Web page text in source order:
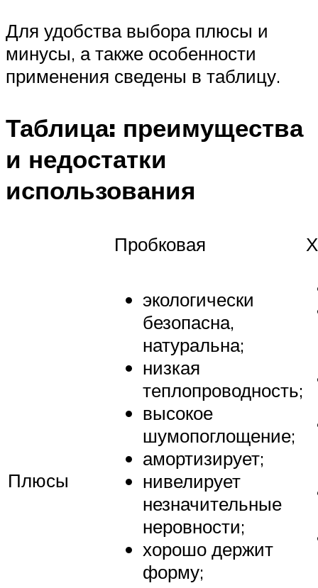
Для удобства выбора плюсы и
минусы, а также особенности
применения сведены в таблицу.
Таблица: преимущества
и недостатки
использования
Пробковая
Плюсы
экологически
безопасна,
натуральна;
низкая
теплопроводность;
высокое
шумопоглощение;
амортизирует;
нивелирует
незначительные
неровности;
хорошо держит
форму;